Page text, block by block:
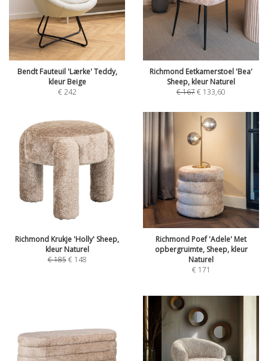
Bendt Fauteuil 'Lærke' Teddy,
kleur Beige
€242
Richmond Eetkamerstoel 'Bea'
Sheep, kleur Naturel
€167€ 133,60
Richmond Krukje 'Holly' Sheep,
kleur Naturel
€185 € 148
Richmond Poef 'Adele' Met
opbergruimte, Sheep, kleur
Naturel
€ 171